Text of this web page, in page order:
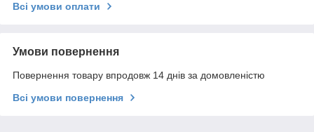
Всі умови оплати
Умови повернення
Повернення товару впродовж 14 днів за домовленістю
Всі умови повернення